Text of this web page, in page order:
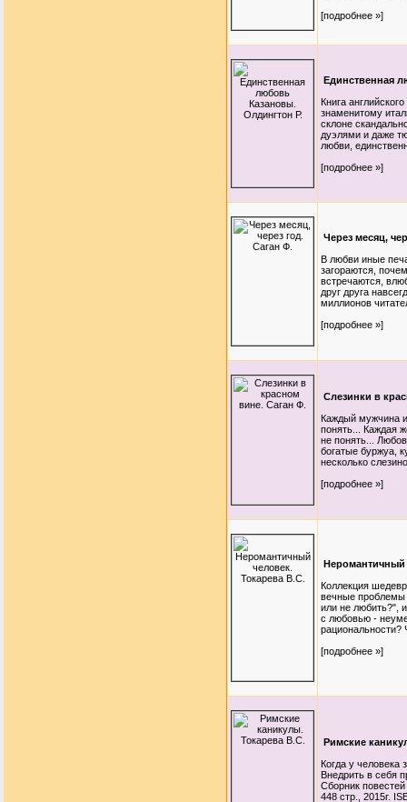
[подробнее »]
Единственная
Книга
знаменитому
склоне
дуэлями и даже
любви,
[подробнее »]
Через месяц,
В любви иные
загораются,
встречаются,
друг друга
миллионов
[подробнее »]
Слезинки в
Каждый мужчина
понять... Каждая
не понять...
богатые буржуа,
несколько
[подробнее »]
Неромантичный
Коллекция
вечные проблемы
или не любить?",
с любовью -
рациональности?
[подробнее »]
Римские
Когда у
Внедрить в себя
Сборник
448 стр., 2015г.